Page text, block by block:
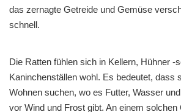
das zernagte Getreide und Gemüse
schnell.
Die Ratten fühlen sich in Kellern, Hühner -
Kaninchenställen wohl. Es bedeutet, dass
Wohnen suchen, wo es Futter, Wasser
vor Wind und Frost gibt. An einem